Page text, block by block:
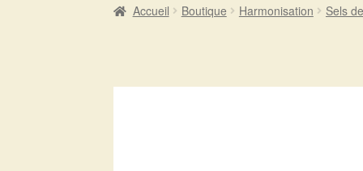
Accueil Boutique Harmonisation Sels